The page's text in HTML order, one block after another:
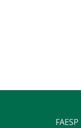
FAESP